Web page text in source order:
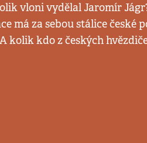
vloni vydělal Jaromír
má za sebou stálice české
kolik kdo z českých